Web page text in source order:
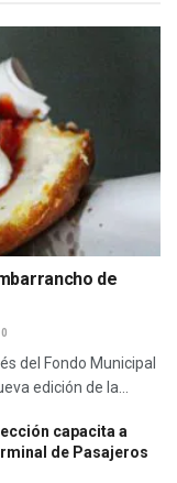
de
0
del Fondo Municipal
edición de la...
capacita a
de Pasajeros